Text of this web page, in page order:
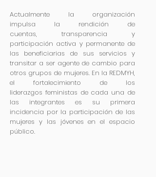
Actualmente la organización
impulsa la rendición de
cuentas, transparencia y
participación activa y permanente de
las beneficiarias de sus servicios y
transitar a ser agente de cambio para
otros grupos de mujeres. En la REDMYH,
el fortalecimiento de los
liderazgos feministas de cada una de
las integrantes es su primera
incidencia por la participación de las
mujeres y las jóvenes en el espacio
público.